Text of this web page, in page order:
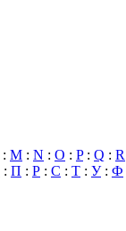
: M : N : O : P: Q : R
: П : Р : С : Т : У: Ф